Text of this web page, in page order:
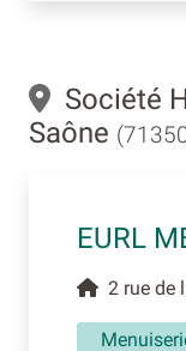
Société
Saône
EURL
2 rue de